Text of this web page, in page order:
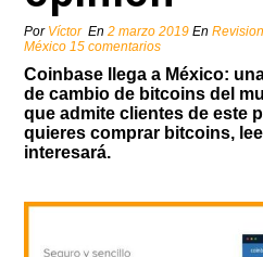
Por Víctor En2 marzo 2019 En
México 15 comentarios
Coinbase llega a México:
de cambio de bitcoins del
que admite clientes de este
quieres comprar bitcoins,
interesará.